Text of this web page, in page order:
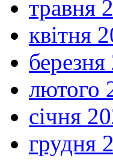
травня
квітня
лютого
січня
грудня